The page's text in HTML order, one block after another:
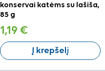
konservai katėms su lašiša,
85 g
1,19 €
Į krepšelį